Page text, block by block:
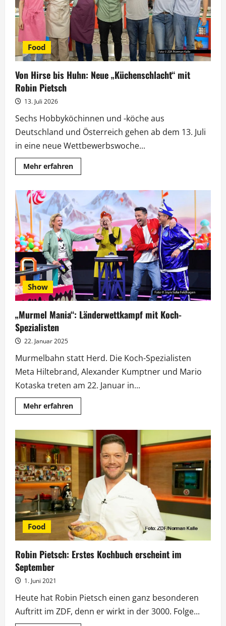
Food
Von Hirse bis Huhn: Neue „Küchenschlacht“ mit
Robin Pietsch
13. Juli 2026
Sechs Hobbyköchinnen und -köche aus
Deutschland und Österreich gehen ab dem 13. Juli
in eine neue Wettbewerbswoche...
Mehr erfahrenMehr
Informationen
bis
Huhn:
Neue
„Küchenschlacht“
mit
Robin
Pietsch
Show
„Murmel Mania“: Länderwettkampf mit Koch-
Spezialisten
22. Januar 2025
Murmelbahn statt Herd. Die Koch-Spezialisten
Meta Hiltebrand, Alexander Kumptner und Mario
Kotaska treten am 22. Januar in...
Mehr erfahrenMehr
Informationen
Mania“:
Länderwettkampf
mit
Koch-
Spezialisten
Food
Robin Pietsch: Erstes Kochbuch erscheint im
September
1. Juni 2021
Heute hat Robin Pietsch einen ganz besonderen
Auftritt im ZDF, denn er wirkt in der 3000. Folge...